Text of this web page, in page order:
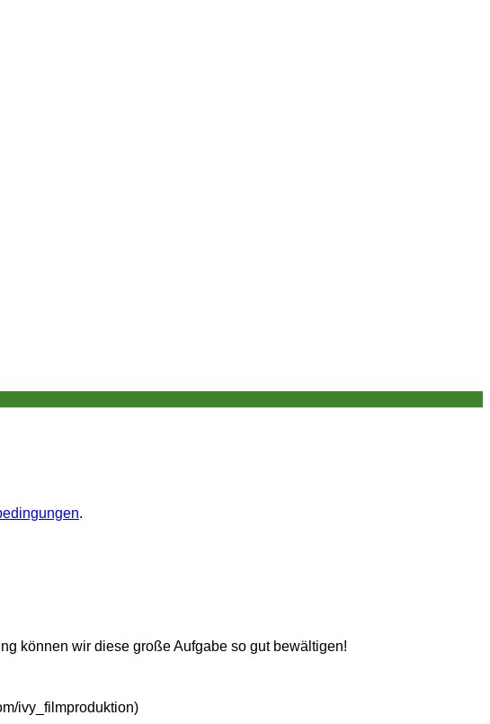
.
können wir diese große Aufgabe so gut bewältigen!
ivy_filmproduktion)